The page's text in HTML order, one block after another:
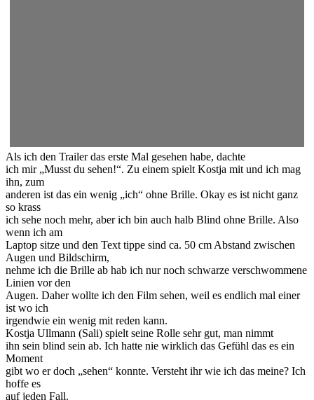
Als ich den Trailer das erste Mal gesehen habe, dachte
ich mir „Musst du sehen!“. Zu einem spielt Kostja mit und ich mag
ihn, zum
anderen ist das ein wenig „ich“ ohne Brille. Okay es ist nicht ganz
so krass
ich sehe noch mehr, aber ich bin auch halb Blind ohne Brille. Also
wenn ich am
Laptop sitze und den Text tippe sind ca. 50 cm Abstand zwischen
Augen und Bildschirm,
nehme ich die Brille ab hab ich nur noch schwarze verschwommene
Linien vor den
Augen. Daher wollte ich den Film sehen, weil es endlich mal einer
ist wo ich
irgendwie ein wenig mit reden kann.
Kostja Ullmann (Sali) spielt seine Rolle sehr gut, man nimmt
ihn sein blind sein ab. Ich hatte nie wirklich das Gefühl das es ein
Moment
gibt wo er doch „sehen“ konnte. Versteht ihr wie ich das meine? Ich
hoffe es
auf jeden Fall.